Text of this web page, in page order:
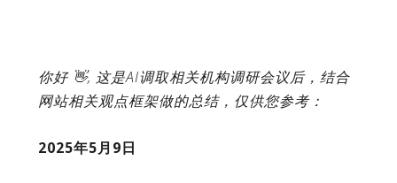
你好 👋, 这是AI调取相关机构调研会议后，结合
网站相关观点框架做的总结，仅供您参考：
2025年5月9日